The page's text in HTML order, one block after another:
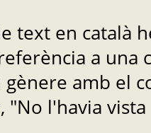
text en català
a una
amb el
"No l'havia vista